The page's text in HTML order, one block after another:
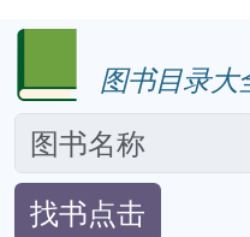
图书目录大
找书点击